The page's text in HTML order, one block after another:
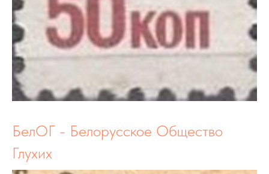
БелОГ - Белорусское Общество
Глухих